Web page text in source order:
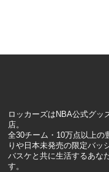
ロッカーズはNBA公式グッ
店。
全30チーム・10万点以上の
りや日本未発売の限定バッ
バスケと共に生活するあな
す。